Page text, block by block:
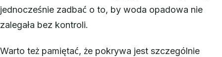
jednocześnie zadbać o to, by woda opadowa nie
zalegała bez kontroli.
Warto też pamiętać, że pokrywa jest szczególnie